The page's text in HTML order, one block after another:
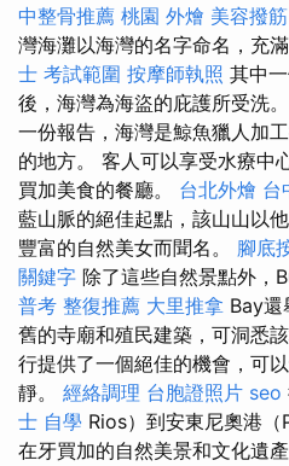
中整骨推薦 桃園 外燴 美容撥筋
灣海灘以海灣的名字命名，充
士 考試範圍 按摩師執照 其中
後，海灣為海盜的庇護所受洗。
一份報告，海灣是鯨魚獵人加
的地方。 客人可以享受水療中
買加美食的餐廳。 台北外燴 台
藍山脈的絕佳起點，該山山以
豐富的自然美女而聞名。 腳底
關鍵字 除了這些自然景點外，
普考 整復推薦 大里推拿 Bay還
舊的寺廟和殖民建築，可洞悉
行提供了一個絕佳的機會，可
靜。 經絡調理 台胞證照片 seo
士 自學 Rios）到安東尼奧港
在牙買加的自然美景和文化遺